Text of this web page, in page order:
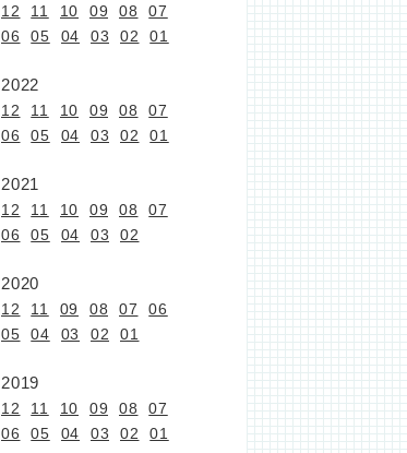
12 11 10 09 08
07
06
05 04 03 02 01
2022
12 11 10 09 08
07
06
05 04 03 02 01
2021
12 11 10 09 08
07
06
05 04 03 02
2020
12 11 09 08 07
06
05
04 03 02 01
2019
12 11 10 09 08
07
06
05 04 03 02 01